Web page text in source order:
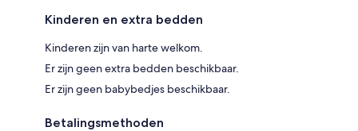
Kinderen en extra bedden
Kinderen zijn van harte welkom.
Er zijn geen extra bedden beschikbaar.
Er zijn geen babybedjes beschikbaar.
Betalingsmethoden